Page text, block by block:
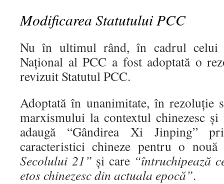
Modificarea Statutului PCC
Nu în ultimul rând, în cadrul celui
Național al PCC a fost adoptată o
revizuit Statutul PCC.
Adoptată în unanimitate, în rezoluție
marxismului la contextul chinezesc
adaugă “Gândirea Xi Jinping”
caracteristici chineze pentru o
Secolului 21” și care “întruchipează
etos chinezesc din actuala epocă”.